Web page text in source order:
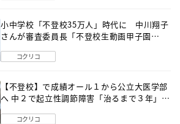
小中学校「不登校35万人」時代に 中川翔子
さんが審査委員長「不登校生動画甲子園
コクリコ
【不登校】で成績オール１から公立大医学部
へ 中２で起立性調節障害「治るまで３年」の
コクリコ